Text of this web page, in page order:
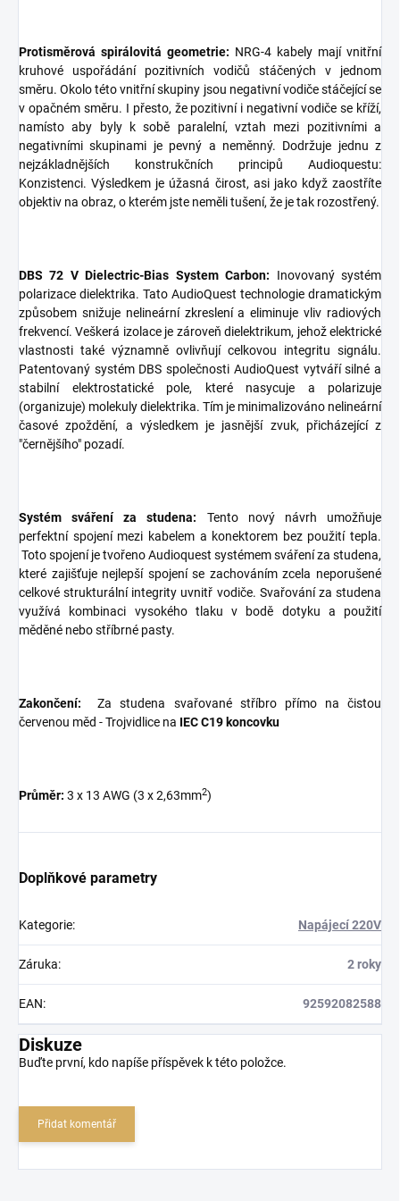
Protisměrová spirálovitá geometrie: NRG-4 kabely mají vnitřní
kruhové uspořádání pozitivních vodičů stáčených v jednom
směru. Okolo této vnitřní skupiny jsou negativní vodiče stáčející se
v opačném směru. I přesto, že pozitivní i negativní vodiče se kříží,
namísto aby byly k sobě paralelní, vztah mezi pozitivními a
negativními skupinami je pevný a neměnný. Dodržuje jednu z
nejzákladnějších konstrukčních principů Audioquestu:
Konzistenci. Výsledkem je úžasná čirost, asi jako když zaostříte
objektiv na obraz, o kterém jste neměli tušení, že je tak rozostřený.
DBS 72 V Dielectric-Bias System Carbon: Inovovaný systém
polarizace dielektrika. Tato AudioQuest technologie dramatickým
způsobem snižuje nelineární zkreslení a eliminuje vliv radiových
frekvencí. Veškerá izolace je zároveň dielektrikum, jehož elektrické
vlastnosti také významně ovlivňují celkovou integritu signálu.
Patentovaný systém DBS společnosti AudioQuest vytváří silné a
stabilní elektrostatické pole, které nasycuje a polarizuje
(organizuje) molekuly dielektrika. Tím je minimalizováno nelineární
časové zpoždění, a výsledkem je jasnější zvuk, přicházející z
"černějšího" pozadí.
Systém sváření za studena: Tento nový návrh umožňuje
perfektní spojení mezi kabelem a konektorem bez použití tepla.
Toto spojení je tvořeno Audioquest systémem sváření za studena,
které zajišťuje nejlepší spojení se zachováním zcela neporušené
celkové strukturální integrity uvnitř vodiče. Svařování za studena
využívá kombinaci vysokého tlaku v bodě dotyku a použití
měděné nebo stříbrné pasty.
Zakončení:
Za studena svařované stříbro přímo na čistou
červenou měd - Trojvidlice na IEC C19 koncovku
Průměr: 3 x 13 AWG (3 x 2,63mm2)
Doplňkové parametry
Kategorie: Napájecí 220V
Záruka: 2 roky
EAN: 92592082588
Diskuze
Buďte první, kdo napíše příspěvek k této položce.
Přidat komentář